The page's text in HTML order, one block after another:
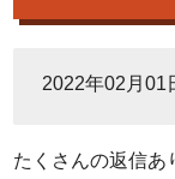
2022年02月01
たくさんの返信あ